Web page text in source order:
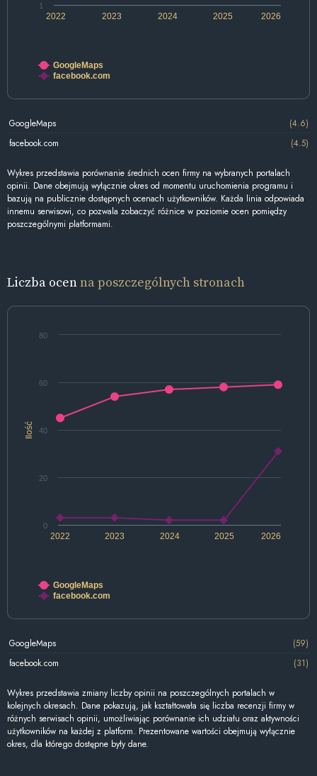
2022 2024 2026
2023 2025
1
GoogleMaps
facebook.com
GoogleMaps
(4.6)
facebook.com
(4.5)
Wykres przedstawia porównanie średnich ocen firmy na wybranych portalach
opinii. Dane obejmują wyłącznie okres od momentu uruchomienia programu i
bazują na publicznie dostępnych ocenach użytkowników. Każda linia odpowiada
innemu serwisowi, co pozwala zobaczyć różnice w poziomie ocen pomiędzy
poszczególnymi platformami.
Liczba ocenna poszczególnych stronach
Ilość
2022 2024 2026
2023 2025
0
20
40
60
80
GoogleMaps
facebook.com
GoogleMaps
(59)
facebook.com
(31)
Wykres przedstawia zmiany liczby opinii na poszczególnych portalach w
kolejnych okresach. Dane pokazują, jak kształtowała się liczba recenzji firmy w
różnych serwisach opinii, umożliwiając porównanie ich udziału oraz aktywności
użytkowników na każdej z platform. Prezentowane wartości obejmują wyłącznie
okres, dla którego dostępne były dane.